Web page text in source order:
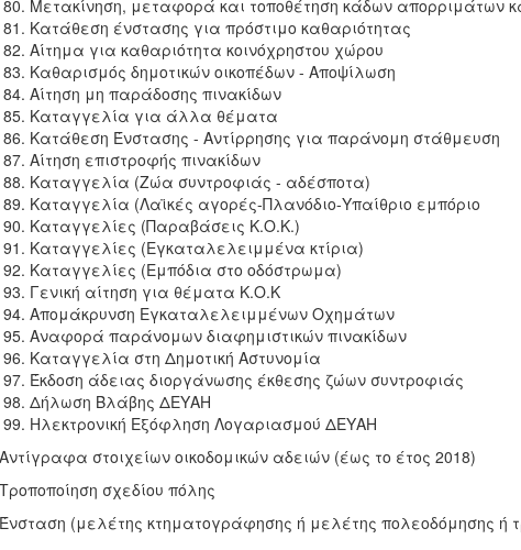
Μετακίνηση, μεταφορά και τοποθέτηση κάδων απορριμάτων
Κατάθεση ένστασης για πρόστιμο καθαριότητας
Αίτημα για καθαριότητα κοινόχρηστου χώρου
Καθαρισμός δημοτικών οικοπέδων - Αποψίλωση
Αίτηση μη παράδοσης πινακίδων
Καταγγελία για άλλα θέματα
Κατάθεση Ένστασης - Αντίρρησης για παράνομη στάθμευση
Αίτηση επιστροφής πινακίδων
Καταγγελία (Ζώα συντροφιάς - αδέσποτα)
Καταγγελία (Λαϊκές αγορές-Πλανόδιο-Υπαίθριο εμπόριο
Καταγγελίες (Παραβάσεις Κ.Ο.Κ.)
Καταγγελίες (Εγκαταλελειμμένα κτίρια)
Καταγγελίες (Εμπόδια στο οδόστρωμα)
Γενική αίτηση για θέματα Κ.Ο.Κ
Απομάκρυνση Εγκαταλελειμμένων Οχημάτων
Αναφορά παράνομων διαφημιστικών πινακίδων
Καταγγελία στη Δημοτική Αστυνομία
Έκδοση άδειας διοργάνωσης έκθεσης ζώων συντροφιάς
Δήλωση Βλάβης ΔΕΥΑΗ
Ηλεκτρονική Εξόφληση Λογαριασμού ΔΕΥΑΗ
στοιχείων οικοδομικών αδειών (έως το έτος 2018)
σχεδίου πόλης
(μελέτης κτηματογράφησης ή μελέτης πολεοδόμησης ή